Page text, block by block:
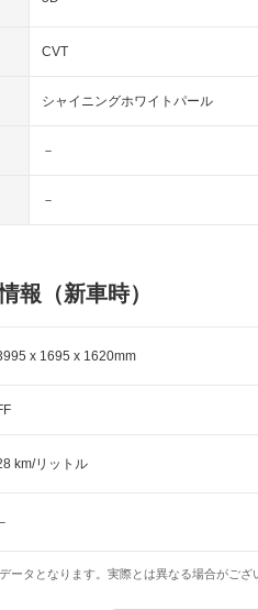
CVT
シャイニングホワイトパール
－
－
報（新車時）
x 1695 x 1620mm
km/リットル
－
ータとなります。実際とは異なる場合がござ